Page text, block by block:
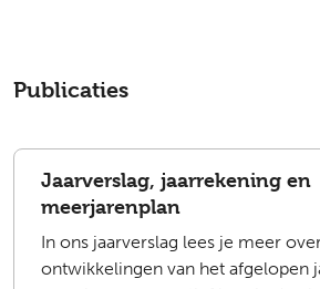
Publicaties
Jaarverslag, jaarrekening en
meerjarenplan
In ons jaarverslag lees je meer
ontwikkelingen van het afgelopen